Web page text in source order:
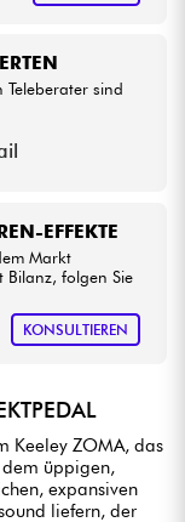
EFFEKTE
Markt
Bilanz, folgen Sie
KONSULTIEREN
Teleberater sind
Keeley ZOMA, das
üppigen,
expansiven
liefern, der